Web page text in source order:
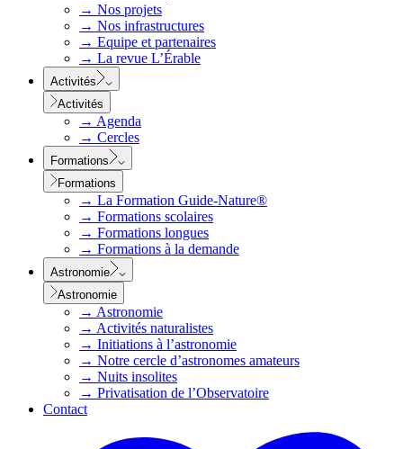
→ Nos projets
→ Nos infrastructures
→ Equipe et partenaires
→ La revue L’Érable
Activités
Activités
→ Agenda
→ Cercles
Formations
Formations
→ La Formation Guide-Nature®
→ Formations scolaires
→ Formations longues
→ Formations à la demande
Astronomie
Astronomie
→ Astronomie
→ Activités naturalistes
→ Initiations à l’astronomie
→ Notre cercle d’astronomes amateurs
→ Nuits insolites
→ Privatisation de l’Observatoire
Contact